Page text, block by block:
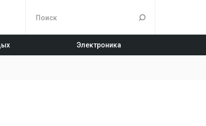
Электроника